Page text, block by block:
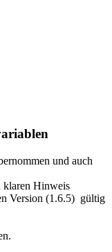
und auch
klaren Hinweis
Version (1.6.5) gültig